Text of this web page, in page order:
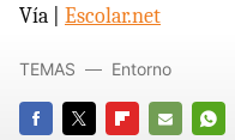
Vía | Escolar.net
TEMAS Entorno